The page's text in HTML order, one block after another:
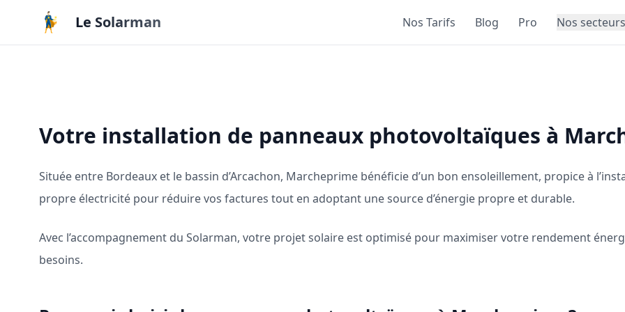
Aller au contenu principal
Le Solarman Nos Tarifs Blog Pro Nos secteurs
Votre installation de panneaux photovoltaïques à
Située entre Bordeaux et le bassin d’Arcachon, Marcheprime bénéficie d’un bon ensoleillement, propice à
propre électricité pour réduire vos factures tout en adoptant une source d’énergie propre et durable.
Avec l’accompagnement du Solarman, votre projet solaire est optimisé pour maximiser votre rendement
besoins.